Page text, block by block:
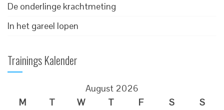
De onderlinge krachtmeting
In het gareel lopen
Trainings Kalender
August 2026
M
T W T F S
S